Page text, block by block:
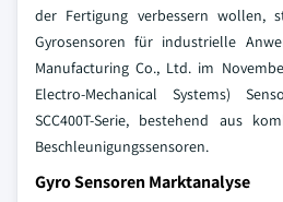
der Fertigung verbessern wollen,
Gyrosensoren für industrielle
Manufacturing Co., Ltd. im
Electro-Mechanical Systems)
SCC400T-Serie, bestehend aus
Beschleunigungssensoren.
Gyro Sensoren Marktanalyse